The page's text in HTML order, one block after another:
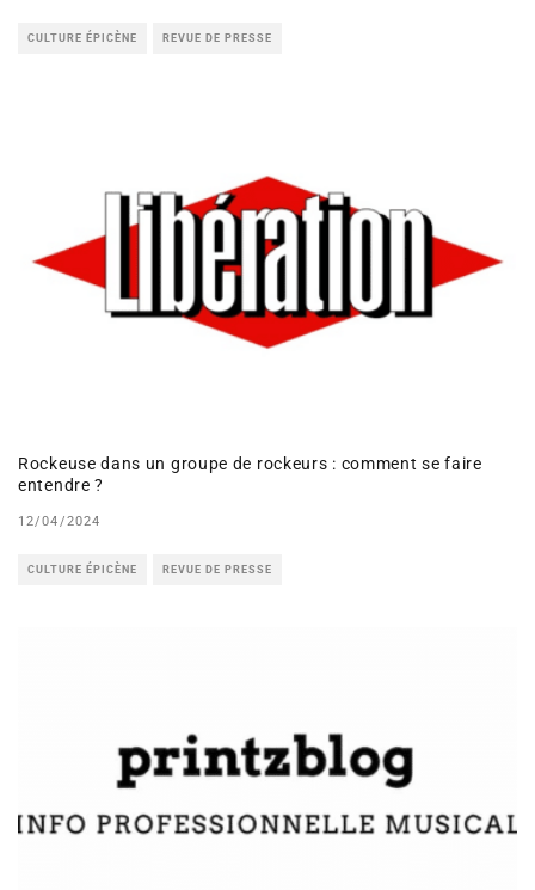
CULTURE ÉPICÈNE REVUE DE PRESSE
Rockeuse dans un groupe de rockeurs : comment se faire
entendre ?
12/04/2024
CULTURE ÉPICÈNE REVUE DE PRESSE